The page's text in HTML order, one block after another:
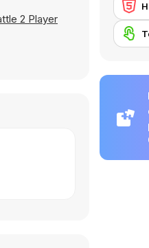
2 Player